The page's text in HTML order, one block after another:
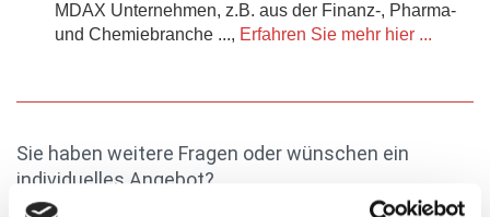
MDAX Unternehmen, z.B. aus der Finanz-, Pharma-
und Chemiebranche ..., Erfahren Sie mehr hier ...
Sie haben weitere Fragen oder wünschen ein
individuelles Angebot?